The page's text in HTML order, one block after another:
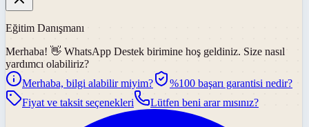
Eğitim Danışmanı
Merhaba! 👋 WhatsApp Destek birimine hoş geldiniz. Size nasıl
yardımcı olabiliriz?
Merhaba, bilgi alabilir miyim?
%100 başarı garantisi nedir?
Fiyat ve taksit seçenekleri
Lütfen beni arar mısınız?